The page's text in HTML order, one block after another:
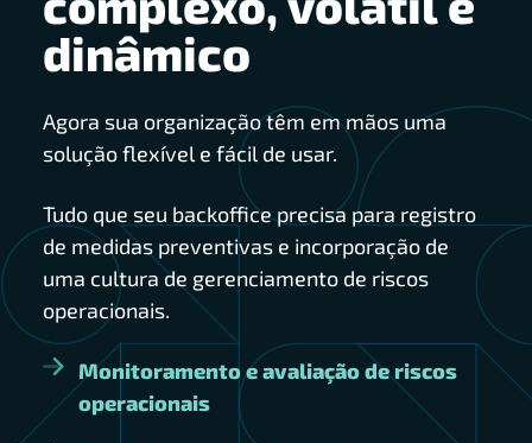
dinâmico
Agora sua organização têm em mãos uma
solução flexível e fácil de usar.
Tudo que seu backoffice precisa para registro
de medidas preventivas e incorporação de
uma cultura de gerenciamento de riscos
operacionais.
Monitoramento e avaliação de riscos
operacionais